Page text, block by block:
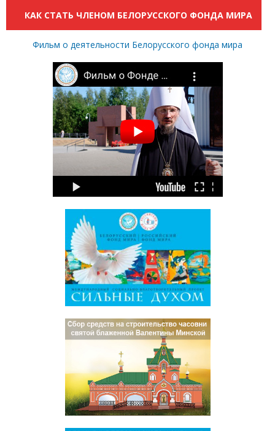
КАК СТАТЬ ЧЛЕНОМ БЕЛОРУССКОГО ФОНДА МИРА
Фильм о деятельности Белорусского фонда мира